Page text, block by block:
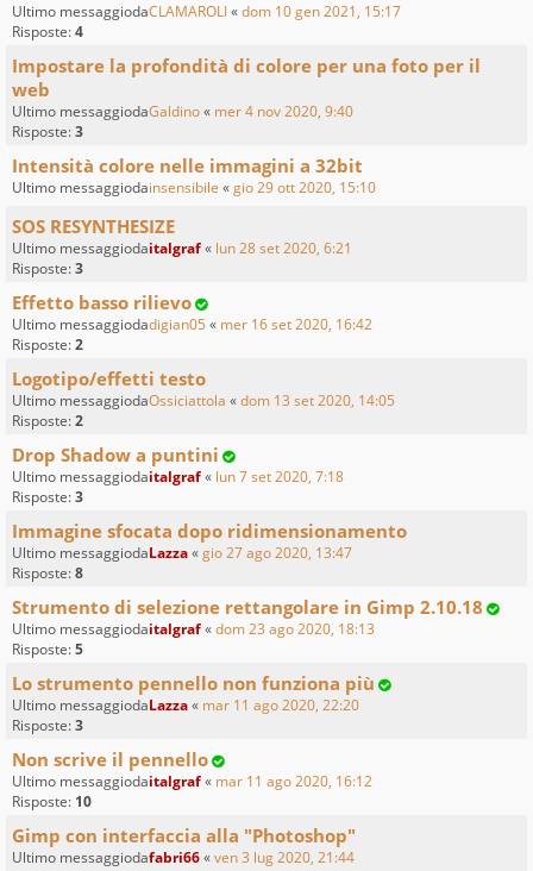
Ultimo messaggiodaCLAMAROLI«dom 10 gen 2021, 15:17
Risposte:4
Impostare la profondità di colore per una foto per il
web
Ultimo messaggiodaGaldino« mer 4 nov 2020, 9:40
Risposte:3
Intensità colore nelle immagini a 32bit
Ultimo messaggiodainsensibile «gio 29 ott 2020, 15:10
SOS RESYNTHESIZE
Ultimo messaggiodaitalgraf« lun 28 set 2020, 6:21
Risposte:3
Effetto basso rilievo
Ultimo messaggiodadigian05 « mer 16 set 2020, 16:42
Risposte:2
Logotipo/effetti testo
Ultimo messaggiodaOssiciattola «dom 13 set 2020, 14:05
Risposte:2
Drop Shadow a puntini
Ultimo messaggiodaitalgraf« lun 7 set 2020, 7:18
Risposte:3
Immagine sfocata dopo ridimensionamento
Ultimo messaggiodaLazza«gio 27 ago 2020, 13:47
Risposte:8
Strumento di selezione rettangolare in Gimp 2.10.18
Ultimo messaggiodaitalgraf«dom 23 ago 2020, 18:13
Risposte:5
Lo strumento pennello non funziona più
Ultimo messaggiodaLazza« mar 11 ago 2020, 22:20
Risposte:3
Non scrive il pennello
Ultimo messaggiodaitalgraf« mar 11 ago 2020, 16:12
Risposte: 10
Gimp con interfaccia alla "Photoshop"
Ultimo messaggiodafabri66«ven 3 lug 2020, 21:44